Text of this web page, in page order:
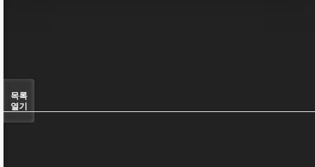
목록
열기